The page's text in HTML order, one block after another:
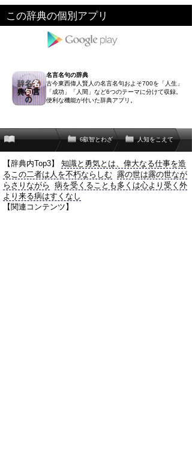
この辞典の個別アプリ
名言名句の辞典
古今東西偉人賢人の名言名句およそ700を「人生」
「成功」「人間」など6つのテーマに分けて収録。
便利な機能が付いた辞典アプリ。
6叡智とわざ 人知をこえて
【辞典内Top3】 知識と勇気とは、偉大なる仕事を造
るこの二者は人を不朽ならしむ 露の世は露の世なが
らさりながら
病を受くることも多くは心より受く外
より来る病はすくなし
【関連コンテンツ】